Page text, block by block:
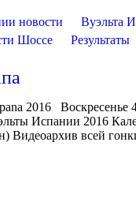
новости Вуэльта
Шоссе Результаты
2016 Воскресенье
Испании 2016
всей